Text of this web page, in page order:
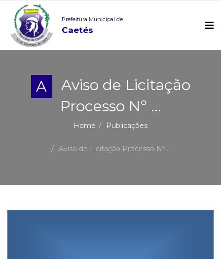
Prefeitura Municipal de
Caetés
A
Aviso de Licitação
Processo Nº ...
Home Publicações
Aviso de Licitação Processo Nº ...